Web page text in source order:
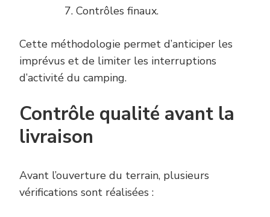
Contrôles finaux.
Cette méthodologie permet d’anticiper les
imprévus et de limiter les interruptions
d’activité du camping.
Contrôle qualité avant la
livraison
Avant l’ouverture du terrain, plusieurs
vérifications sont réalisées :